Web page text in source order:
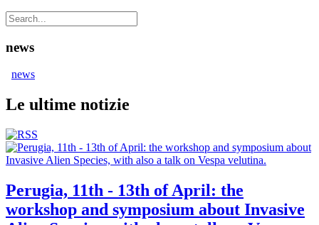
news
news
Le ultime notizie
Perugia, 11th - 13th of April: the
workshop and symposium about Invasive